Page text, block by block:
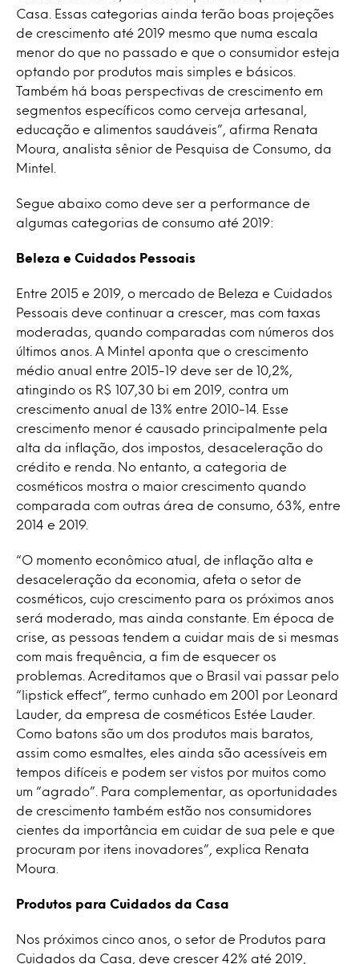
Casa. Essas categorias ainda terão boas projeções
de crescimento até 2019 mesmo que numa escala
menor do que no passado e que o consumidor esteja
optando por produtos mais simples e básicos.
Também há boas perspectivas de crescimento em
segmentos específicos como cerveja artesanal,
educação e alimentos saudáveis”, afirma Renata
Moura, analista sênior de Pesquisa de Consumo, da
Mintel.
Segue abaixo como deve ser a performance de
algumas categorias de consumo até 2019:
Beleza e Cuidados Pessoais
Entre 2015 e 2019, o mercado de Beleza e Cuidados
Pessoais deve continuar a crescer, mas com taxas
moderadas, quando comparadas com números dos
últimos anos. A Mintel aponta que o crescimento
médio anual entre 2015-19 deve ser de 10,2%,
atingindo os R$ 107,30 bi em 2019, contra um
crescimento anual de 13% entre 2010-14. Esse
crescimento menor é causado principalmente pela
alta da inflação, dos impostos, desaceleração do
crédito e renda. No entanto, a categoria de
cosméticos mostra o maior crescimento quando
comparada com outras área de consumo, 63%, entre
2014 e 2019.
“O momento econômico atual, de inflação alta e
desaceleração da economia, afeta o setor de
cosméticos, cujo crescimento para os próximos anos
será moderado, mas ainda constante. Em época de
crise, as pessoas tendem a cuidar mais de si mesmas
com mais frequência, a fim de esquecer os
problemas. Acreditamos que o Brasil vai passar pelo
“lipstick effect”, termo cunhado em 2001 por Leonard
Lauder, da empresa de cosméticos Estée Lauder.
Como batons são um dos produtos mais baratos,
assim como esmaltes, eles ainda são acessíveis em
tempos difíceis e podem ser vistos por muitos como
um “agrado”. Para complementar, as oportunidades
de crescimento também estão nos consumidores
cientes da importância em cuidar de sua pele e que
procuram por itens inovadores”, explica Renata
Moura.
Produtos para Cuidados da Casa
Nos próximos cinco anos, o setor de Produtos para
Cuidados da Casa, deve crescer 42% até 2019,